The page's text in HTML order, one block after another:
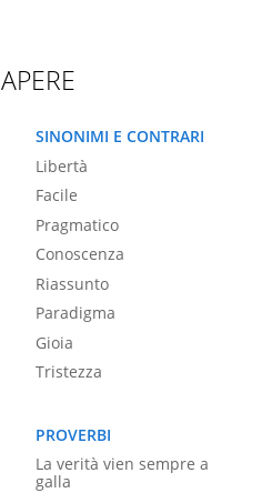
SINONIMI E CONTRARI
Libertà
Facile
Pragmatico
Conoscenza
Riassunto
Paradigma
Gioia
Tristezza
PROVERBI
La verità vien sempre a
galla